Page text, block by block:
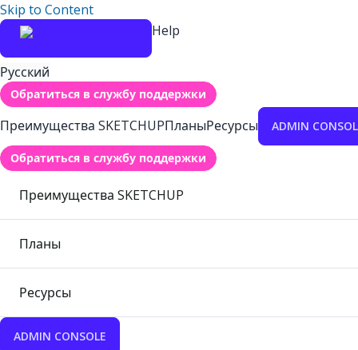
Skip to Content
Help
Русский
Обратиться в службу поддержки
Преимущества SKETCHUPПланыРесурсы ADMIN
Обратиться в службу поддержки
Преимущества SKETCHUP
Планы
Ресурсы
ADMIN CONSOLE